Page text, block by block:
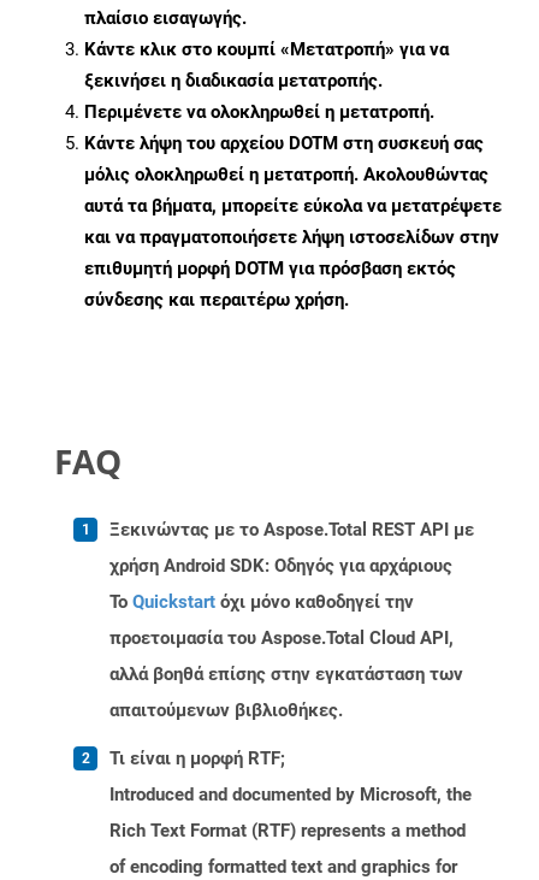
πλαίσιο εισαγωγής.
Κάντε κλικ στο κουμπί «Μετατροπή» για να
ξεκινήσει η διαδικασία μετατροπής.
Περιμένετε να ολοκληρωθεί η μετατροπή.
Κάντε λήψη του αρχείου DOTM στη συσκευή σας
μόλις ολοκληρωθεί η μετατροπή. Ακολουθώντας
αυτά τα βήματα, μπορείτε εύκολα να μετατρέψετε
και να πραγματοποιήσετε λήψη ιστοσελίδων στην
επιθυμητή μορφή DOTM για πρόσβαση εκτός
σύνδεσης και περαιτέρω χρήση.
FAQ
Ξεκινώντας με το Aspose.Total REST API με
χρήση Android SDK: Οδηγός για αρχάριους
Το Quickstart όχι μόνο καθοδηγεί την
προετοιμασία του Aspose.Total Cloud API,
αλλά βοηθά επίσης στην εγκατάσταση των
απαιτούμενων βιβλιοθήκες.
Τι είναι η μορφή RTF;
Introduced and documented by Microsoft, the
Rich Text Format (RTF) represents a method
of encoding formatted text and graphics for